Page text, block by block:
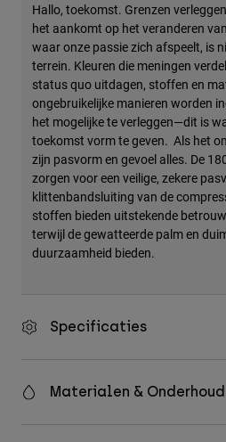
Hallo, toekomst. Grenzen
het aankomt op het veranderen
waar onze passie zich afspeelt, is
terrein. Kleuren die meningen
status quo uitdagen, stoffen en
ongebruikelijke manieren worden
het mogelijke te verleggen—dit is
toekomst vorm te geven. Als het
zijn pasvorm en gevoel alles. De
zorgen voor een veilige, zekere
klittenbandsluiting van de
stoffen bieden uitstekende
terwijl de gewatteerde palm en
duurzaamheid bieden.
Specificaties
Materialen & Onderhoud